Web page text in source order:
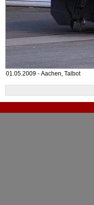
01.05.2009 - Aachen, Talbot